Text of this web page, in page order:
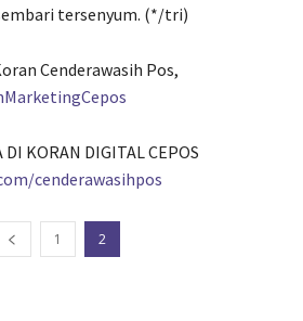
tersenyum. (*/tri)
Cenderawasih Pos,
DI KORAN DIGITAL CEPOS
cenderawasihpos
1 2